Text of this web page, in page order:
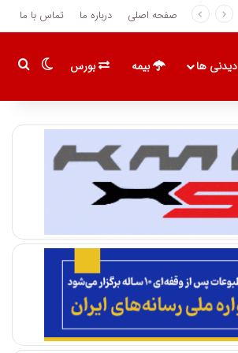
صفحه اصلی درباره ما تماس با ما
دیدنی ها بیمه بورس تغییر